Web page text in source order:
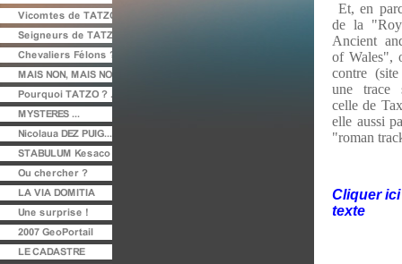
Et, en
de la
Ancient
of Wales",
contre
une trace
celle de
elle aussi
"roman
Cliquer
texte